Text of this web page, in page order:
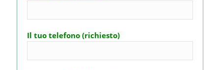
Il tuo telefono (richiesto)